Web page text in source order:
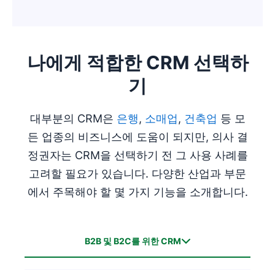
나에게 적합한 CRM 선택하
기
대부분의 CRM은 은행, 소매업, 건축업 등 모
든 업종의 비즈니스에 도움이 되지만, 의사 결
정권자는 CRM을 선택하기 전 그 사용 사례를
고려할 필요가 있습니다. 다양한 산업과 부문
에서 주목해야 할 몇 가지 기능을 소개합니다.
B2B 및 B2C를 위한 CRM